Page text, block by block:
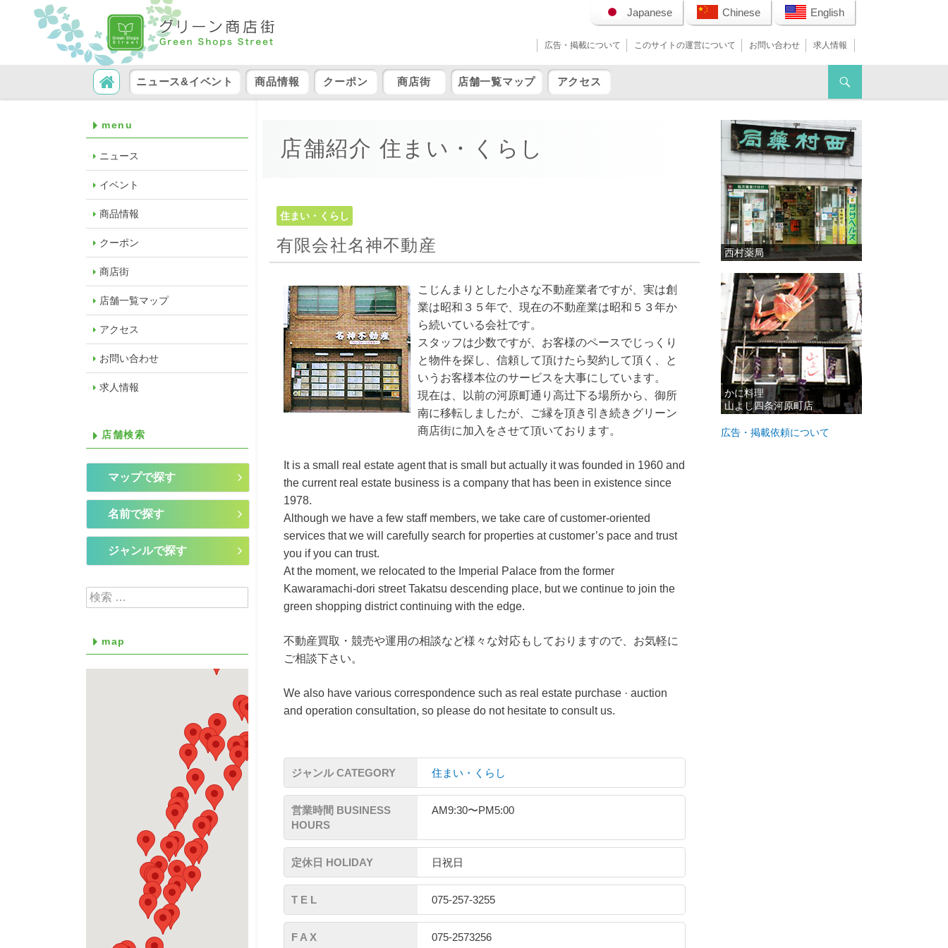
Japanese Chinese English
広告・掲載について このサイトの運営について お問い合わせ 求人情報
検索 コンテンツへ移動
ニュース&イベント 商品情報 クーポン 商店街 店舗一覧マップ アクセス
店舗紹介 住まい・くらし
住まい・くらし
有限会社名神不動産
こじんまりとした小さな不動産業者ですが、実は創
業は昭和３５年で、現在の不動産業は昭和５３年か
ら続いている会社です。
スタッフは少数ですが、お客様のペースでじっくり
と物件を探し、信頼して頂けたら契約して頂く、と
いうお客様本位のサービスを大事にしています。
現在は、以前の河原町通り高辻下る場所から、御所
南に移転しましたが、ご縁を頂き引き続きグリーン
商店街に加入をさせて頂いております。
It is a small real estate agent that is small but actually it was founded in 1960 and
the current real estate business is a company that has been in existence since
1978.
Although we have a few staff members, we take care of customer-oriented
services that we will carefully search for properties at customer’s pace and trust
you if you can trust.
At the moment, we relocated to the Imperial Palace from the former
Kawaramachi-dori street Takatsu descending place, but we continue to join the
green shopping district continuing with the edge.
不動産買取・競売や運用の相談など様々な対応もしておりますので、お気軽に
ご相談下さい。
We also have various correspondence such as real estate purchase · auction
and operation consultation, so please do not hesitate to consult us.
ジャンル CATEGORY 住まい・くらし
営業時間 BUSINESS
HOURS
AM9:30〜PM5:00
定休日 HOLIDAY 日祝日
T E L 075-257-3255
F A X 075-2573256
西村薬局
かに料理
山よし四条河原町店
広告・掲載依頼について
menu
ニュース
イベント
商品情報
クーポン
商店街
店舗一覧マップ
アクセス
お問い合わせ
求人情報
店舗検索
マップで探す
名前で探す
ジャンルで探す
検索:
map